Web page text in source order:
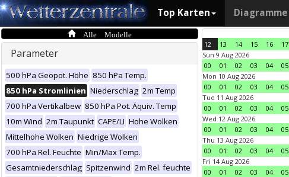
Top Karten Diagramme
Alle Modelle
Parameter
500 hPa Geopot. Höhe 850 hPa Temp.
850 hPa Stromlinien Niederschlag 2m Temp
700 hPa Vertikalbew 850 hPa Pot. Äquiv. Temp
10m Wind 2m Taupunkt CAPE/LI Hohe Wolken
Mittelhohe Wolken Niedrige Wolken
700 hPa Rel. Feuchte Min/Max Temp.
Gesamtniederschlag Spitzenwind 2m Rel. feuchte
12 13 14 15 16 17
Sun 9 Aug 2026
00
01 02 03 04 05
Mon 10 Aug 2026
00
01 02 03 04 05
Tue 11 Aug 2026
00
01 02 03 04 05
Wed 12 Aug 2026
00
01 02 03 04 05
Thu 13 Aug 2026
00
01 02 03 04 05
Fri 14 Aug 2026
00
01 02 03 04 05